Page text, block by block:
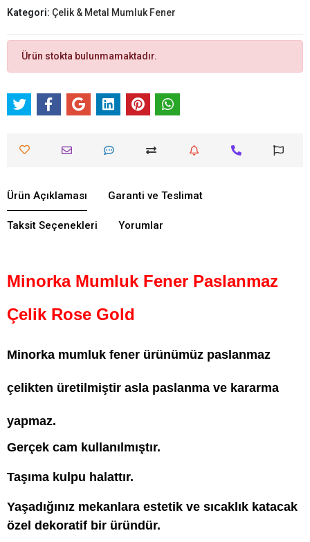
Kategori: Çelik & Metal Mumluk Fener
Ürün stokta bulunmamaktadır.
Ürün Açıklaması Garanti ve Teslimat
Taksit Seçenekleri Yorumlar
Minorka Mumluk Fener Paslanmaz
Çelik Rose Gold
Minorka mumluk fener ürünümüz paslanmaz
çelikten üretilmiştir asla paslanma ve kararma
yapmaz.
Gerçek cam kullanılmıştır.
Taşıma kulpu halattır.
Yaşadığınız mekanlara estetik ve sıcaklık katacak
özel dekoratif bir üründür.